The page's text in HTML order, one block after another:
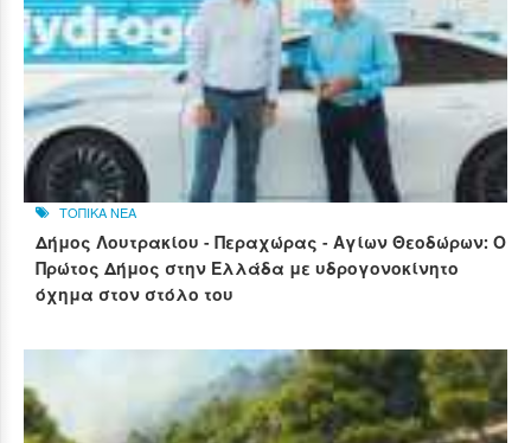
ΤΟΠΙΚΑ ΝΕΑ
Δήμος Λουτρακίου - Περαχώρας - Αγίων Θεοδώρων: Ο
Πρώτος Δήμος στην Ελλάδα με υδρογονοκίνητο
όχημα στον στόλο του